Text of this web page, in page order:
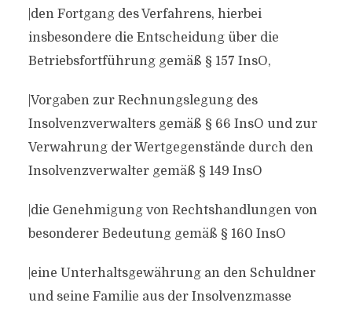
|den Fortgang des Verfahrens, hierbei
insbesondere die Entscheidung über die
Betriebsfortführung gemäß § 157 InsO,
|Vorgaben zur Rechnungslegung des
Insolvenzverwalters gemäß § 66 InsO und zur
Verwahrung der Wertgegenstände durch den
Insolvenzverwalter gemäß § 149 InsO
|die Genehmigung von Rechtshandlungen von
besonderer Bedeutung gemäß § 160 InsO
|eine Unterhaltsgewährung an den Schuldner
und seine Familie aus der Insolvenzmasse